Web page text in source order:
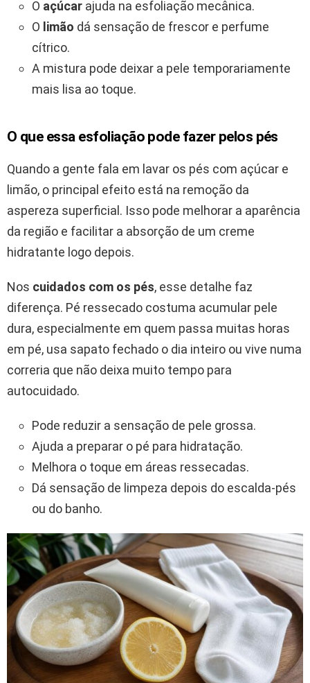
O açúcar ajuda na esfoliação mecânica.
O limão dá sensação de frescor e perfume
cítrico.
A mistura pode deixar a pele temporariamente
mais lisa ao toque.
O que essa esfoliação pode fazer pelos pés
Quando a gente fala em lavar os pés com açúcar e
limão, o principal efeito está na remoção da
aspereza superficial. Isso pode melhorar a aparência
da região e facilitar a absorção de um creme
hidratante logo depois.
Nos cuidados com os pés, esse detalhe faz
diferença. Pé ressecado costuma acumular pele
dura, especialmente em quem passa muitas horas
em pé, usa sapato fechado o dia inteiro ou vive numa
correria que não deixa muito tempo para
autocuidado.
Pode reduzir a sensação de pele grossa.
Ajuda a preparar o pé para hidratação.
Melhora o toque em áreas ressecadas.
Dá sensação de limpeza depois do escalda-pés
ou do banho.